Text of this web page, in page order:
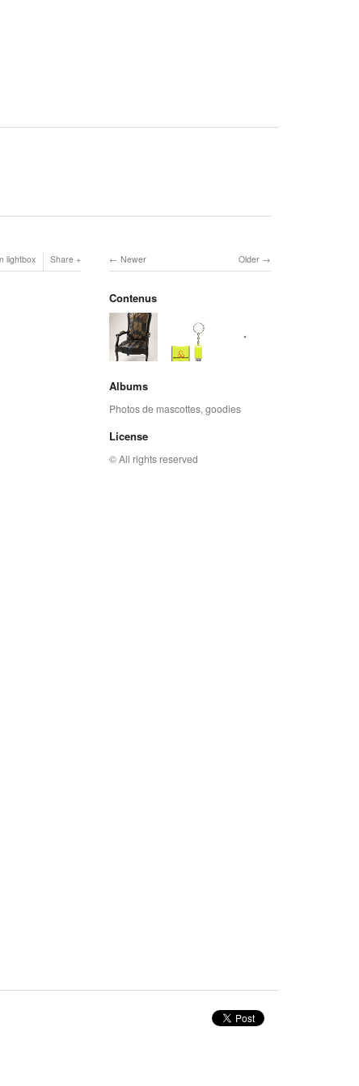
lightbox Share Older
Newer
Contenus
Albums
Photos de mascottes, goodies
License
© All rights reserved